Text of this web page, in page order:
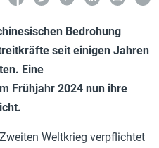
Bedrohung
seit einigen Jahren
Eine
Frühjahr 2024 nun ihre
Weltkrieg verpflichtet